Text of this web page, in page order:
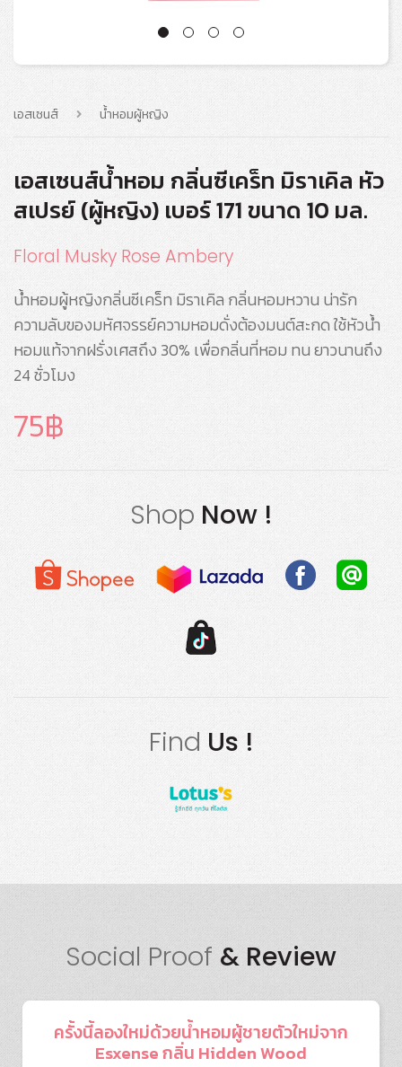
เอสเซนส์ น้ำหอมผู้หญิง
เอสเซนส์น้ำหอม กลิ่นซีเคร็ท มิราเคิล หัว
สเปรย์ (ผู้หญิง) เบอร์ 171 ขนาด 10 มล.
Floral Musky Rose Ambery
น้ำหอมผู้หญิงกลิ่นซีเคร็ท มิราเคิล กลิ่นหอมหวาน น่ารัก
ความลับของมหัศจรรย์ความหอมดั่งต้องมนต์สะกด ใช้หัวน้ำ
หอมแท้จากฝรั่งเศสถึง 30% เพื่อกลิ่นที่หอม ทน ยาวนานถึง
24 ชั่วโมง
75
Shop Now !
Find Us !
Social Proof & Review
ครั้งนี้ลองใหม่ด้วยน้ำหอมผู้ชายตัวใหม่จาก
Esxense กลิ่น Hidden Wood